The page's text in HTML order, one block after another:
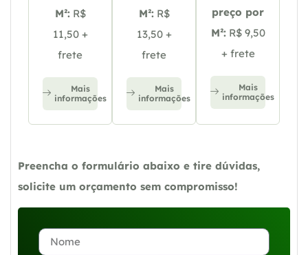
M²: R$
11,50 +
frete
Mais
informações
M²: R$
13,50 +
frete
Mais
informações
preço por
M²: R$ 9,50
+ frete
Mais
informações
Preencha o formulário abaixo e tire dúvidas,
solicite um orçamento sem compromisso!